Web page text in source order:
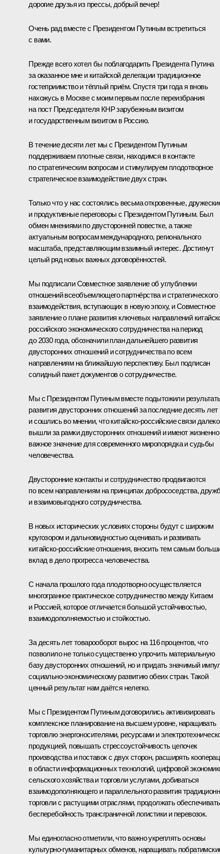
дорогие друзья из прессы, добрый вечер!
Очень рад вместе с Президентом Путиным встретиться
с вами.
Прежде всего хотел бы поблагодарить Президента Путина
за оказанное мне и китайской делегации традиционное
гостеприимство и тёплый приём. Спустя три года я вновь
нахожусь в Москве с моим первым после переизбрания
на пост Председателя КНР зарубежным визитом
и государственным визитом в Россию.
В течение десяти лет мы с Президентом Путиным
поддерживаем плотные связи, находимся в контакте
по стратегическим вопросам и стимулируем плодотворное
стратегическое взаимодействие двух стран.
Только что у нас состоялись весьма откровенные,
и продуктивные переговоры с Президентом Путиным. Был
обмен мнениями по двусторонней повестке, а также
актуальным вопросам международного, регионального
масштаба, представляющим взаимный интерес. Достигнут
целый ряд новых важных договорённостей.
Мы подписали Совместное заявление об углублении
отношений всеобъемлющего партнёрства и стратегического
взаимодействия, вступающих в новую эпоху, и Совместное
заявление о плане развития ключевых направлений
российского экономического сотрудничества на период
до 2030 года, обозначили план дальнейшего развития
двусторонних отношений и сотрудничества по всем
направлениям на ближайшую перспективу. Был подписан
солидный пакет документов о сотрудничестве.
Мы с Президентом Путиным вместе подытожили
развития двусторонних отношений за последние десять лет
и сошлись во мнении, что китайско-российские связи далеко
вышли за рамки двусторонних отношений и имеют жизненно
важное значение для современного миропорядка и судьбы
человечества.
Двусторонние контакты и сотрудничество продвигаются
по всем направлениям на принципах добрососедства,
и взаимовыгодного сотрудничества.
В новых исторических условиях стороны будут с широким
кругозором и дальновидностью оценивать и развивать
китайско-российские отношения, вносить тем самым
вклад в дело прогресса человечества.
С начала прошлого года плодотворно осуществляется
многогранное практическое сотрудничество между Китаем
и Россией, которое отличается большой устойчивостью,
взаимодополняемостью и стойкостью.
За десять лет товарооборот вырос на 116 процентов, что
позволило не только существенно упрочить материальную
базу двусторонних отношений, но и придать значимый
социально-экономическому развитию обеих стран. Такой
ценный результат нам даётся нелегко.
Мы с Президентом Путиным договорились активизировать
комплексное планирование на высшем уровне, наращивать
торговлю энергоносителями, ресурсами и
продукцией, повышать стрессоустойчивость цепочек
производства и поставок с двух сторон, расширять
в области информационных технологий, цифровой
сельского хозяйства и торговли услугами, добиваться
взаимодополняющего и параллельного развития
торговли с растущими отраслями, продолжать обеспечивать
бесперебойность трансграничной логистики и перевозок.
Мы единогласно отметили, что важно укреплять основы
культурно-гуманитарных обменов, наращивать